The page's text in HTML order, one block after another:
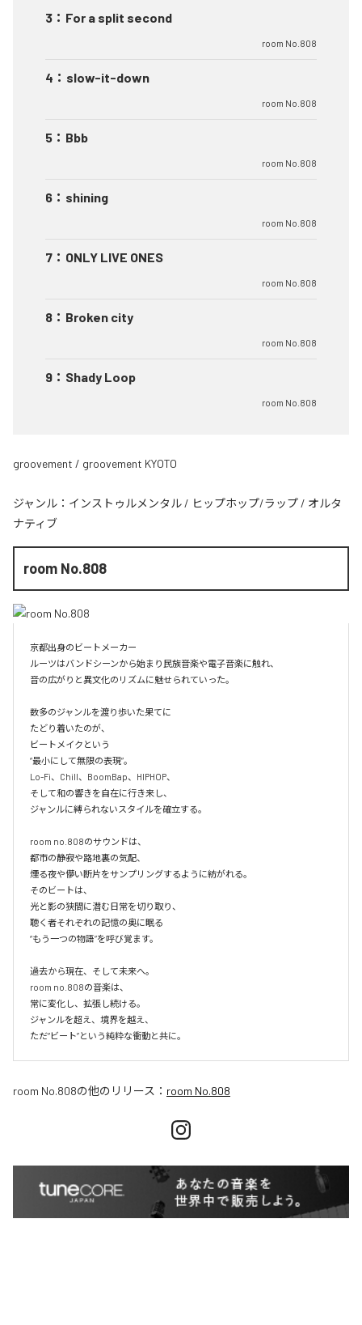
3 ： For a split second
room No.808
4 ： slow-it-down
room No.808
5 ： Bbb
room No.808
6 ： shining
room No.808
7 ： ONLY LIVE ONES
room No.808
8 ： Broken city
room No.808
9 ： Shady Loop
room No.808
groovement / groovement KYOTO
ジャンル： インストゥルメンタル / ヒップホップ/ラップ / オルタ
ナティブ
room No.808
京都出身のビートメーカー
ルーツはバンドシーンから始まり民族音楽や電子音楽に触れ、
音の広がりと異文化のリズムに魅せられていった。
数多のジャンルを渡り歩いた果てに
たどり着いたのが、
ビートメイクという
“最小にして無限の表現”。
Lo-Fi、Chill、BoomBap、HIPHOP、
そして和の響きを自在に行き来し、
ジャンルに縛られないスタイルを確立する。
room no.808のサウンドは、
都市の静寂や路地裏の気配、
煙る夜や儚い断片をサンプリングするように紡がれる。
そのビートは、
光と影の狭間に潜む日常を切り取り、
聴く者それぞれの記憶の奥に眠る
“もう一つの物語”を呼び覚ます。
過去から現在、そして未来へ。
room no.808の音楽は、
常に変化し、拡張し続ける。
ジャンルを超え、境界を越え、
room No.808の他のリリース： room No.808